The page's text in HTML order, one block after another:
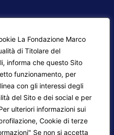
La Fondazione Marco
di Titolare del
informa che questo Sito
funzionamento, per
con gli interessi degli
del Sito e dei social e per
ulteriori informazioni sui
Cookie di terze
Se non si accetta
corsi
Policy